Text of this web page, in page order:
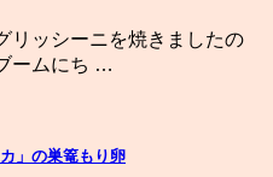
リッシーニを焼きましたの
ームにち …
」の巣篭もり卵